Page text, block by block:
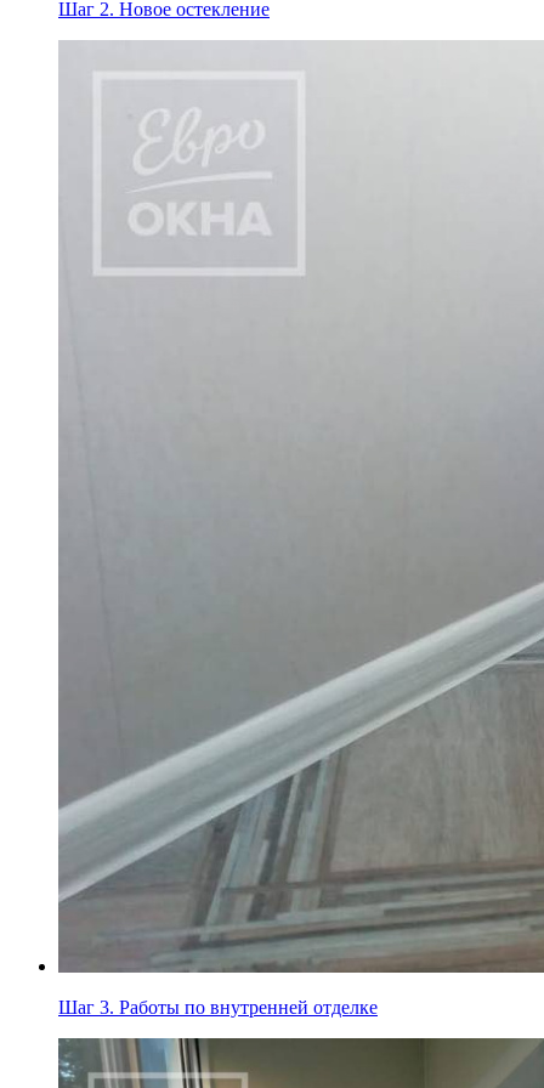
Шаг 2. Новое остекление
Шаг 3. Работы по внутренней отделке